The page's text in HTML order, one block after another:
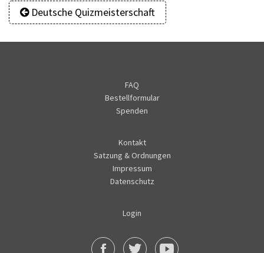
Deutsche Quizmeisterschaft
FAQ
Bestellformular
Spenden
Kontakt
Satzung & Ordnungen
Impressum
Datenschutz
Login